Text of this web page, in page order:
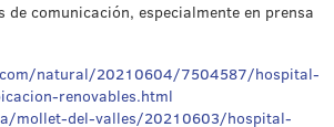
comunicación, especialmente en prensa
natural/20210604/7504587/hospital-
renovables.html
mollet-del-valles/20210603/hospital-